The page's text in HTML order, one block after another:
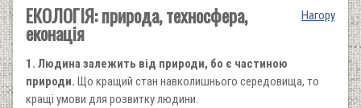
Нагору
ЕКОЛОГІЯ: природа, техносфера,
еконація
1. Людина залежить від природи, бо є частиною
природи. Що кращий стан навколишнього середовища, то
кращі умови для розвитку людини.